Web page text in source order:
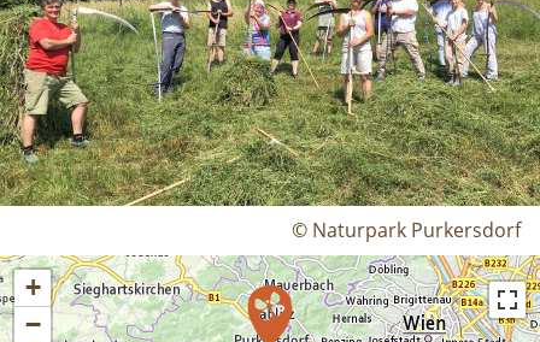
© Naturpark Purkersdorf
+
−